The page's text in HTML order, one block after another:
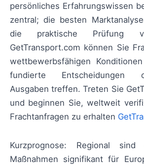
persönliches Erfahrungswissen
zentral; die besten
die praktische Prüfung
GetTransport.com können Sie
wettbewerbsfähigen
fundierte Entscheidungen
Ausgaben treffen. Treten Sie
und beginnen Sie, weltweit
Frachtanfragen zu erhalten
Kurzprognose: Regional sind
Maßnahmen signifikant für